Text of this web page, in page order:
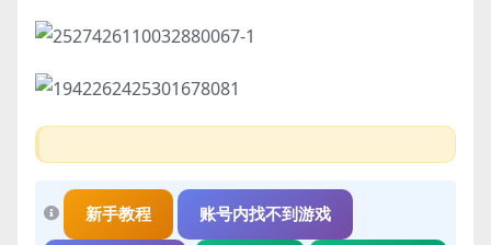
新手教程 账号内找不到游戏